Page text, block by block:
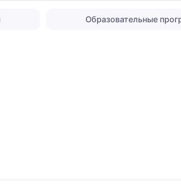
Образовательные